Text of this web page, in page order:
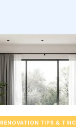
RENOVATION TIPS &